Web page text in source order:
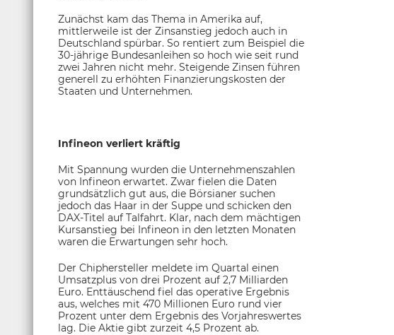
Zunächst kam das Thema in Amerika auf,
mittlerweile ist der Zinsanstieg jedoch auch in
Deutschland spürbar. So rentiert zum Beispiel die
30-jährige Bundesanleihen so hoch wie seit rund
zwei Jahren nicht mehr. Steigende Zinsen führen
generell zu erhöhten Finanzierungskosten der
Staaten und Unternehmen.
Infineon verliert kräftig
Mit Spannung wurden die Unternehmenszahlen
von Infineon erwartet. Zwar fielen die Daten
grundsätzlich gut aus, die Börsianer suchen
jedoch das Haar in der Suppe und schicken den
DAX-Titel auf Talfahrt. Klar, nach dem mächtigen
Kursanstieg bei Infineon in den letzten Monaten
waren die Erwartungen sehr hoch.
Der Chiphersteller meldete im Quartal einen
Umsatzplus von drei Prozent auf 2,7 Milliarden
Euro. Enttäuschend fiel das operative Ergebnis
aus, welches mit 470 Millionen Euro rund vier
Prozent unter dem Ergebnis des Vorjahreswertes
lag. Die Aktie gibt zurzeit 4,5 Prozent ab.